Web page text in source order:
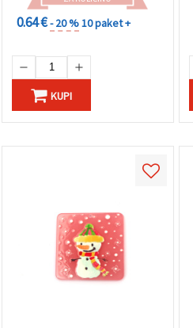
0.64 €- 20 %10 paket +
KUPI